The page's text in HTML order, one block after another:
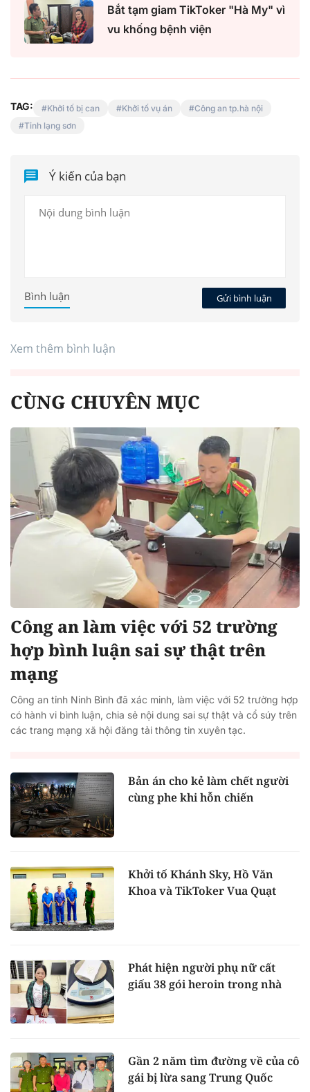
Bắt tạm giam TikToker "Hà My" vì
vu khống bệnh viện
TAG: Khởi tố bị can Khởi tố vụ án
Công an tp.hà nội
Tỉnh lạng sơn
Ý kiến của bạn
Gửi bình luận
Bình luận
Xem thêm bình luận
CÙNG CHUYÊN MỤC
Công an làm việc với 52 trường
hợp bình luận sai sự thật trên
mạng
Công an tỉnh Ninh Bình đã xác minh, làm việc với 52 trường hợp
có hành vi bình luận, chia sẻ nội dung sai sự thật và cổ súy trên
các trang mạng xã hội đăng tải thông tin xuyên tạc.
Bản án cho kẻ làm chết người
cùng phe khi hỗn chiến
Khởi tố Khánh Sky, Hồ Văn
Khoa và TikToker Vua Quạt
Phát hiện người phụ nữ cất
giấu 38 gói heroin trong nhà
Gần 2 năm tìm đường về của cô
gái bị lừa sang Trung Quốc